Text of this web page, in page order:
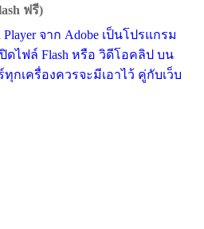
ฟรี)
จาก Adobe เป็นโปรแกรม
ดไฟล์ Flash หรือ วิดีโอคลิป บน
กเครื่องควรจะมีเอาไว้ คู่กับเว็บ